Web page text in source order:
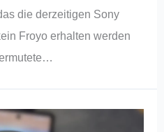
die derzeitigen Sony
Froyo erhalten werden